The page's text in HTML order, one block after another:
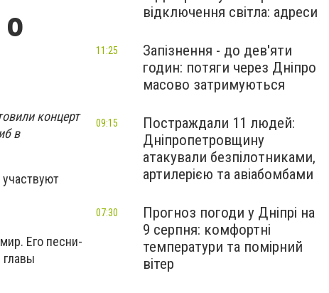
концерт
в
Его песни-
відключення світла: адреси
Запізнення - до дев'яти
годин: потяги через Дніпро
масово затримуються
11:25
Постраждали 11 людей:
Дніпропетровщину
атакували безпілотниками,
артилерією та авіабомбами
09:15
Прогноз погоди у Дніпрі на
9 серпня: комфортні
температури та помірний
вітер
07:30